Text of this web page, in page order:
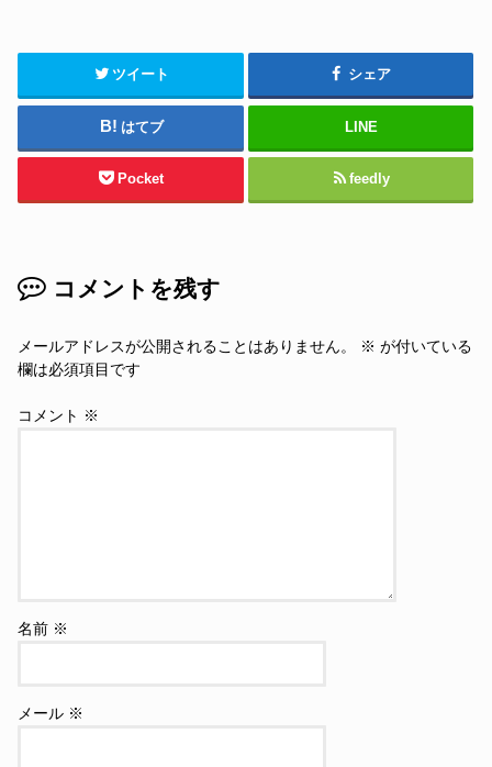
ツイート シェア
はてブ LINE
Pocket feedly
コメントを残す
メールアドレスが公開されることはありません。 ※ が付いている
欄は必須項目です
コメント ※
名前 ※
メール ※